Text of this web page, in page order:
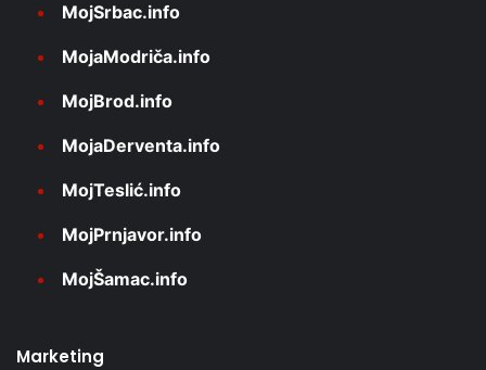
MojSrbac.info
MojaModriča.info
MojBrod.info
MojaDerventa.info
MojTeslić.info
MojPrnjavor.info
MojŠamac.info
Marketing